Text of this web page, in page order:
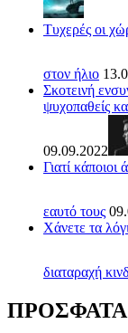
Τυχερές οι
στον ήλιο
Σκοτεινή
ψυχοπαθείς
09.09.2022
Γιατί
εαυτό τους
Χάνετε τα
διαταραχή
ΠΡΟΣΦΑΤΑ